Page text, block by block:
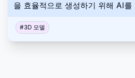
을 효율적으로 생성하기 위해 AI를
털 제작 작업에 적합한 다운로드 가
있습니다. 사용자 친화적인 형식을
#3D 모델